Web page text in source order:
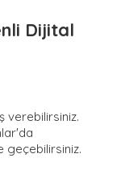
Dijital
verebilirsiniz.
geçebilirsiniz.